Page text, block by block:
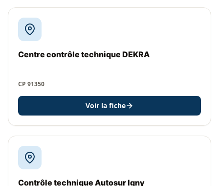
Centre contrôle technique DEKRA
CP 91350
Voir la fiche
Contrôle technique Autosur Igny